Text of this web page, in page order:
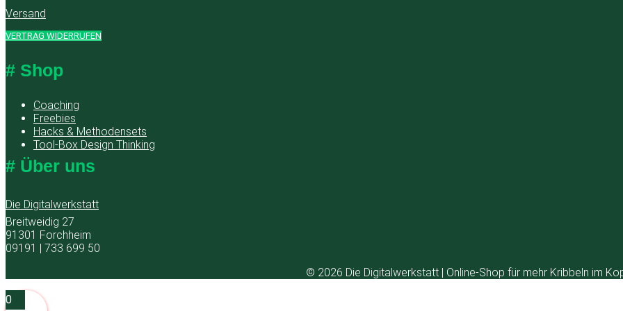
Versand
VERTRAG WIDERRUFEN
# Shop
Coaching
Freebies
Hacks & Methodensets
Tool-Box Design Thinking
# Über uns
Die Digitalwerkstatt
Breitweidig 27
91301 Forchheim
09191 | 733 699 50
© 2026 Die Digitalwerkstatt | Online-Shop für mehr Kribbeln im
0